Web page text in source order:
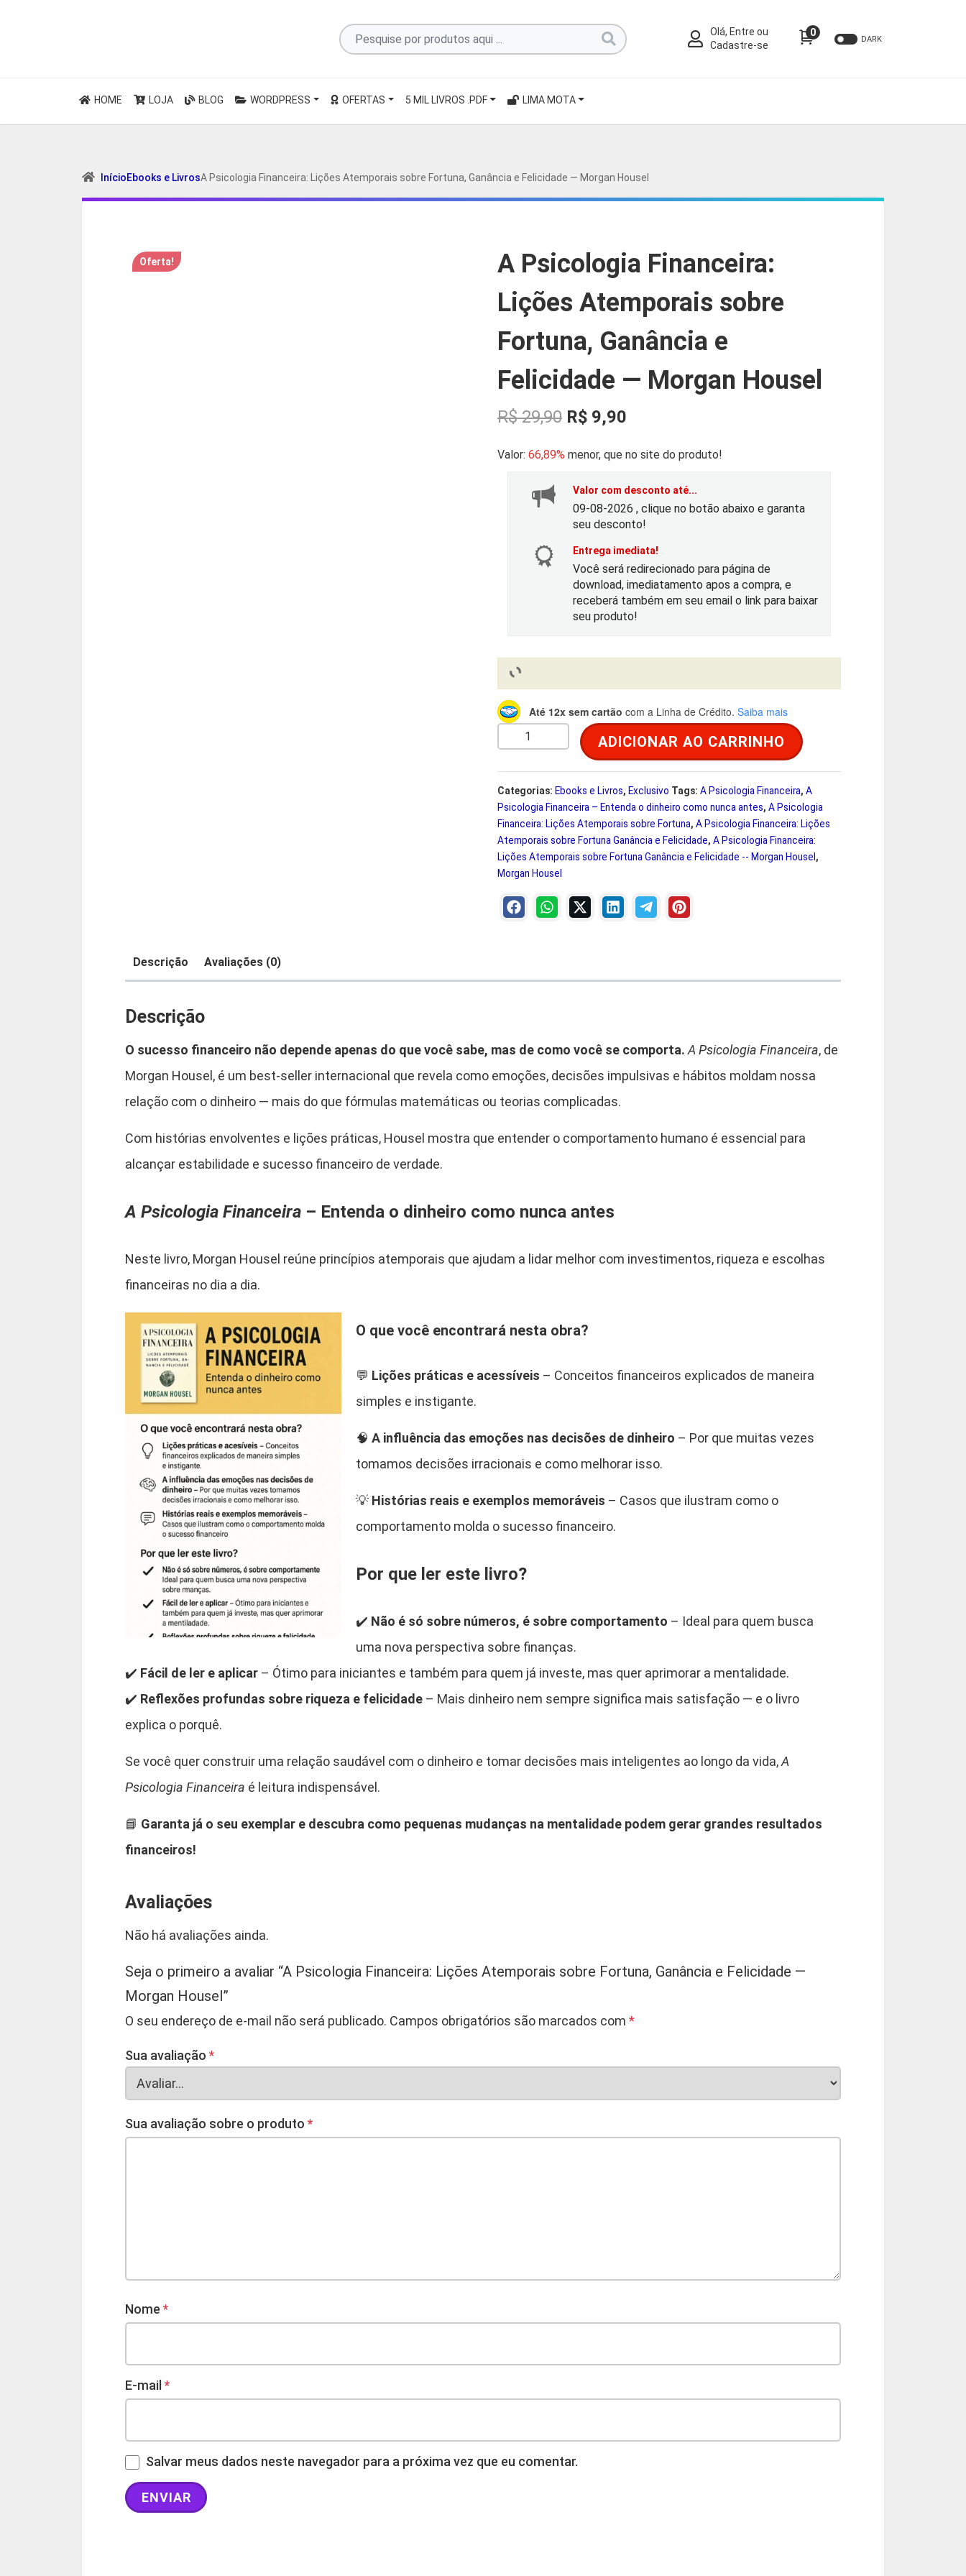
Pesquise
por
Olá, Entre ou
Cadastre-se
0
DARK
HOME LOJA BLOG WORDPRESS OFERTAS 5 MIL LIVROS .PDF LIMA MOTA
InícioEbooks e LivrosA Psicologia Financeira: Lições Atemporais sobre Fortuna, Ganância e Felicidade — Morgan Housel
Oferta!
A Psicologia Financeira:
Lições Atemporais sobre
Fortuna, Ganância e
Felicidade — Morgan Housel
R$29,90 O
p
e
ç
o
o
r
i
g
n
a
l
e
$
2
,
R$9,90O
p
r
e
ç
o
a
t
u
a
l
é
:
R
0
Valor: 66,89% menor, que no site do produto!
Valor com desconto até...
09-08-2026 , clique no botão abaixo e garanta
seu desconto!
Entrega imediata!
Você será redirecionado para página de
download, imediatamento apos a compra, e
receberá também em seu email o link para baixar
seu produto!
Até 12x sem cartão com a Linha de Crédito. Saiba mais
P
s
i
c
o
l
o
n
i
r
:
õ
s
m
o
s
s
b
r
t
u
a
,
n
c
c
e
u
e
q
a
t
i
ADICIONAR AO CARRINHO
Categorias: Ebooks e Livros, Exclusivo Tags: A Psicologia Financeira, A
Psicologia Financeira – Entenda o dinheiro como nunca antes, A Psicologia
Financeira: Lições Atemporais sobre Fortuna, A Psicologia Financeira: Lições
Atemporais sobre Fortuna Ganância e Felicidade, A Psicologia Financeira:
Lições Atemporais sobre Fortuna Ganância e Felicidade -- Morgan Housel ,
Morgan Housel
Descrição Avaliações (0)
Descrição
O sucesso financeiro não depende apenas do que você sabe, mas de como você se comporta. A Psicologia Financeira, de
Morgan Housel, é um best-seller internacional que revela como emoções, decisões impulsivas e hábitos moldam nossa
relação com o dinheiro — mais do que fórmulas matemáticas ou teorias complicadas.
Com histórias envolventes e lições práticas, Housel mostra que entender o comportamento humano é essencial para
alcançar estabilidade e sucesso financeiro de verdade.
A Psicologia Financeira – Entenda o dinheiro como nunca antes
Neste livro, Morgan Housel reúne princípios atemporais que ajudam a lidar melhor com investimentos, riqueza e escolhas
financeiras no dia a dia.
O que você encontrará nesta obra?
💬 Lições práticas e acessíveis – Conceitos financeiros explicados de maneira
simples e instigante.
🧠 A influência das emoções nas decisões de dinheiro – Por que muitas vezes
tomamos decisões irracionais e como melhorar isso.
💡 Histórias reais e exemplos memoráveis – Casos que ilustram como o
comportamento molda o sucesso financeiro.
Por que ler este livro?
✔️ Não é só sobre números, é sobre comportamento – Ideal para quem busca
uma nova perspectiva sobre finanças.
✔️ Fácil de ler e aplicar – Ótimo para iniciantes e também para quem já investe, mas quer aprimorar a mentalidade.
✔️ Reflexões profundas sobre riqueza e felicidade – Mais dinheiro nem sempre significa mais satisfação — e o livro
explica o porquê.
Se você quer construir uma relação saudável com o dinheiro e tomar decisões mais inteligentes ao longo da vida,A
Psicologia Financeira é leitura indispensável.
📘 Garanta já o seu exemplar e descubra como pequenas mudanças na mentalidade podem gerar grandes resultados
financeiros!
Avaliações
Não há avaliações ainda.
Seja o primeiro a avaliar “A Psicologia Financeira: Lições Atemporais sobre Fortuna, Ganância e Felicidade —
Morgan Housel”
O seu endereço de e-mail não será publicado. Campos obrigatórios são marcados com *
Sua avaliação *
Sua avaliação sobre o produto *
Nome *
E-mail *
Salvar meus dados neste navegador para a próxima vez que eu comentar.